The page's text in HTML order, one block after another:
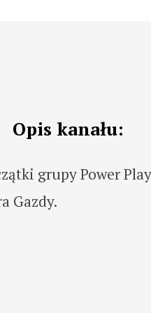
Opis kanału:
grupy Power
Gazdy.